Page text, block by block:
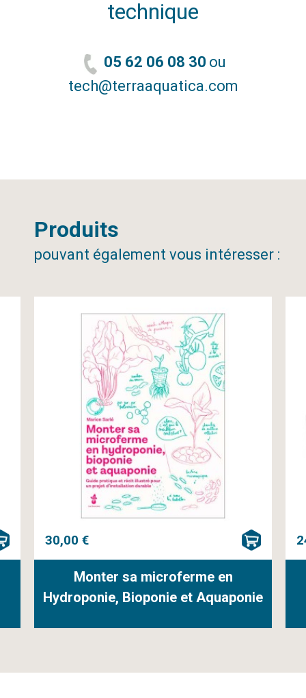
technique
05 62 06 08 30 ou
tech@terraaquatica.com
Produits
pouvant également vous intéresser :
30,00 €
Monter sa microferme en
Hydroponie, Bioponie et Aquaponie